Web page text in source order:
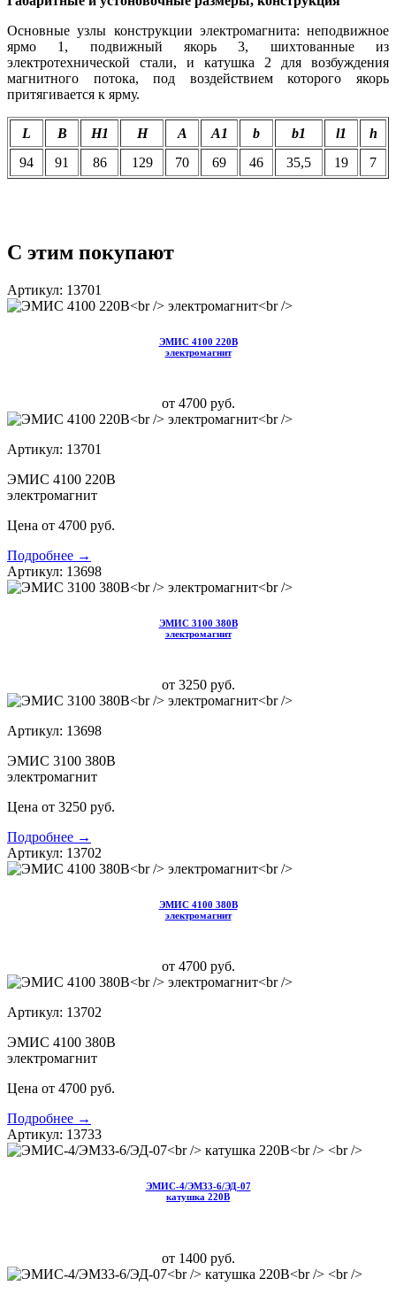
Основные узлы конструкции электромагнита: неподвижное
ярмо 1, подвижный якорь 3, шихтованные из
электротехнической стали, и катушка 2 для возбуждения
магнитного потока, под воздействием которого якорь
притягивается к ярму.
L B H1 H А А1 b b1 l1
h
94
91 86 129 70 69 46 35,5 19 7
С этим покупают
Артикул: 13701
ЭМИС 4100 220В
электромагнит
от 4700 руб.
Артикул: 13701
ЭМИС 4100 220В
электромагнит
Цена от 4700 руб.
Подробнее →
Артикул: 13698
ЭМИС 3100 380В
электромагнит
от 3250 руб.
Артикул: 13698
ЭМИС 3100 380В
электромагнит
Цена от 3250 руб.
Подробнее →
Артикул: 13702
ЭМИС 4100 380В
электромагнит
от 4700 руб.
Артикул: 13702
ЭМИС 4100 380В
электромагнит
Цена от 4700 руб.
Подробнее →
Артикул: 13733
ЭМИС-4/ЭМ33-6/ЭД-07
катушка 220В
от 1400 руб.